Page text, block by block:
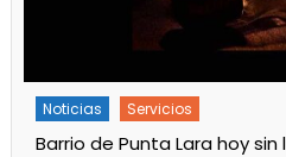
Noticias Servicios
Barrio de Punta Lara hoy sin